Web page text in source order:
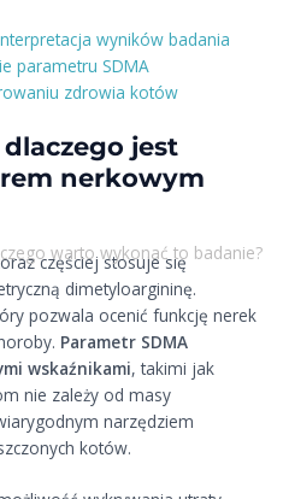
warto wykonać to badanie?
wyników badania
parametru SDMA
zdrowia kotów
dlaczego jest
nerkowym
częściej stosuje się
dimetyloargininę.
pozwala ocenić funkcję nerek
Parametr SDMA
wskaźnikami, takimi jak
nie zależy od masy
narzędziem
kotów.